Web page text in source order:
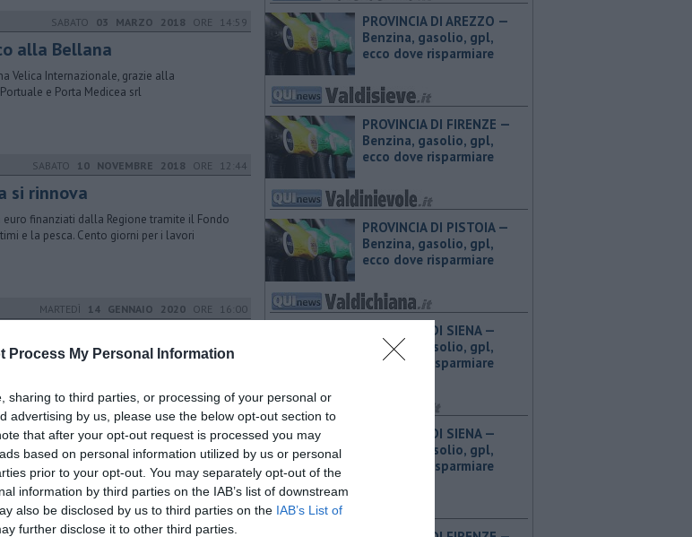
Process My Personal Information
sharing to third parties, or processing of your personal or
advertising by us, please use the below opt-out section to
that after your opt-out request is processed you may
based on personal information utilized by us or personal
prior to your opt-out. You may separately opt-out of the
information by third parties on the IAB’s list of downstream
also be disclosed by us to third parties on the IAB’s List of
further disclose it to other third parties.
SABATO 03 MARZO 2018 ORE 14:59
alla Bellana
Velica Internazionale, grazie alla
e Porta Medicea srl
SABATO 10 NOVEMBRE 2018 ORE 12:44
si rinnova
finanziati dalla Regione tramite il Fondo
e la pesca. Cento giorni per i lavori
MARTEDÌ 14 GENNAIO 2020 ORE 16:00
Gallelli, del Movimento 5 Stelle, critica il
MARTEDÌ04 MARZO 2025ORE 06:30
alto per i beneficiari
di aumentare le risorse per includere pìù
al servizio
PROVINCIA DI AREZZO — ​
Benzina, gasolio, gpl,
ecco dove risparmiare
PROVINCIA DI FIRENZE — ​
Benzina, gasolio, gpl,
ecco dove risparmiare
PROVINCIA DI PISTOIA — ​
Benzina, gasolio, gpl,
ecco dove risparmiare
PROVINCIA DI SIENA — ​
Benzina, gasolio, gpl,
ecco dove risparmiare
PROVINCIA DI SIENA — ​
Benzina, gasolio, gpl,
ecco dove risparmiare